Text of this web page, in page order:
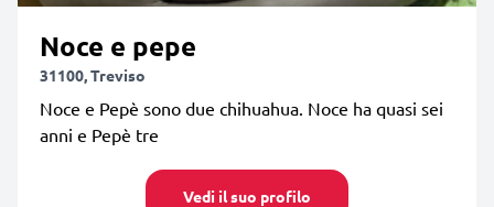
Noce e pepe
31100, Treviso
Noce e Pepè sono due chihuahua. Noce ha quasi sei
anni e Pepè tre
Vedi il suo profilo